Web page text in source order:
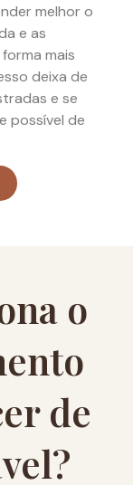
melhor o
e as
mais
deixa de
e se
possível de
o
de